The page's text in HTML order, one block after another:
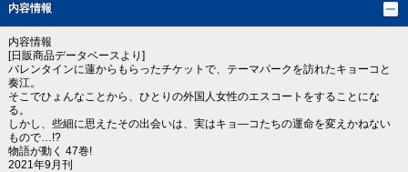
内容情報
内容情報
[日販商品データベースより]
バレンタインに蓮からもらったチケットで、テーマパークを訪れたキョーコと
奏江。
そこでひょんなことから、ひとりの外国人女性のエスコートをすることにな
る。
しかし、些細に思えたその出会いは、実はキョ―コたちの運命を変えかねない
もので…!?
物語が動く 47巻!
2021年9月刊